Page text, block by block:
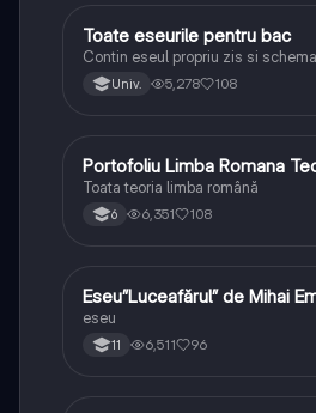
Limba și literatura română
Toate eseurile pentru bac
Contin eseul propriu zis si
Univ. 5,278 108
Limba și literatura română
Portofoliu Limba Romana
Toata teoria limba română
6 6,351 108
Limba și literatura română
Eseu”Luceafărul” de Mihai
eseu
11 6,511 96